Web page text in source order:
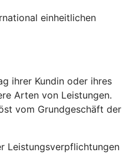
einheitlichen
ihrer Kundin oder ihres
Arten von Leistungen.
vom Grundgeschäft der
Leistungsverpflichtungen